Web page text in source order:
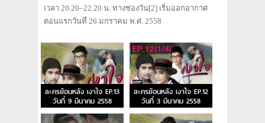
เวลา 20.20–22.20 น. ทางช่องวัน[2] เริ่มออกอากาศ
ตอนแรกวันที่ 26 มกราคม พ.ศ. 2558
ละครย้อนหลัง เงาใจ EP.13
วันที่ 9 มีนาคม 2558
ละครย้อนหลัง เงาใจ EP.12
วันที่ 3 มีนาคม 2558